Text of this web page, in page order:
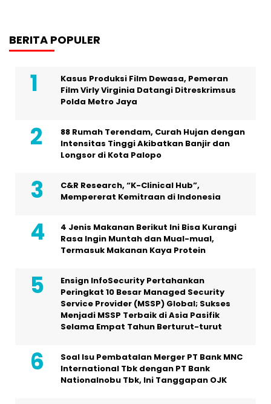
BERITA POPULER
Kasus Produksi Film Dewasa, Pemeran
Film Virly Virginia Datangi Ditreskrimsus
Polda Metro Jaya
88 Rumah Terendam, Curah Hujan dengan
Intensitas Tinggi Akibatkan Banjir dan
Longsor di Kota Palopo
C&R Research, “K-Clinical Hub”,
Mempererat Kemitraan di Indonesia
4 Jenis Makanan Berikut Ini Bisa Kurangi
Rasa Ingin Muntah dan Mual-mual,
Termasuk Makanan Kaya Protein
Ensign InfoSecurity Pertahankan
Peringkat 10 Besar Managed Security
Service Provider (MSSP) Global; Sukses
Menjadi MSSP Terbaik di Asia Pasifik
Selama Empat Tahun Berturut-turut
Soal Isu Pembatalan Merger PT Bank MNC
International Tbk dengan PT Bank
Nationalnobu Tbk, Ini Tanggapan OJK